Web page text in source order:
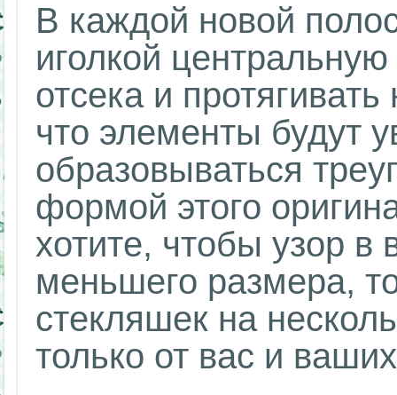
В каждой новой
иголкой
отсека и
что элементы будут
образовываться
формой этого
хотите, чтобы узор
меньшего размера,
стекляшек на
только от вас и